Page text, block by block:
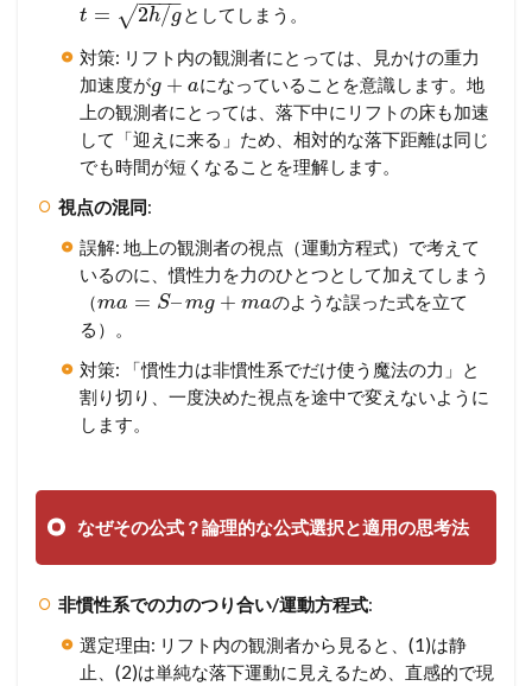
t = 2h/g
√
としてしまう。
対策: リフト内の観測者にとっては、見かけの重力
加速度がg + aになっていることを意識します。地
上の観測者にとっては、落下中にリフトの床も加速
して「迎えに来る」ため、相対的な落下距離は同じ
でも時間が短くなることを理解します。
視点の混同:
誤解: 地上の観測者の視点（運動方程式）で考えて
いるのに、慣性力を力のひとつとして加えてしまう
（ma = S–mg + maのような誤った式を立て
る）。
対策: 「慣性力は非慣性系でだけ使う魔法の力」と
割り切り、一度決めた視点を途中で変えないように
します。
なぜその公式？論理的な公式選択と適用の思考法
非慣性系での力のつり合い/運動方程式:
選定理由: リフト内の観測者から見ると、(1)は静
止、(2)は単純な落下運動に見えるため、直感的で現